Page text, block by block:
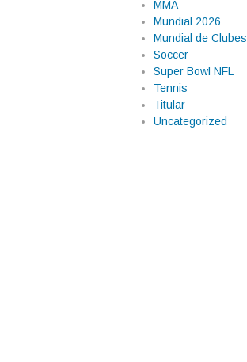
MMA
Mundial 2026
Mundial de Clubes
Soccer
Super Bowl NFL
Tennis
Titular
Uncategorized